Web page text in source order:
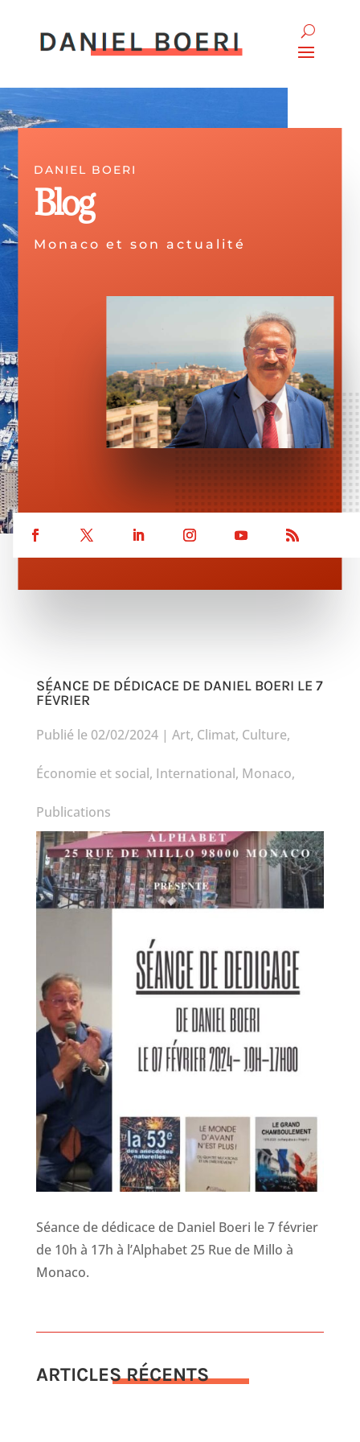
DANIEL BOERI
Blog
Monaco et son actualité
SÉANCE DE DÉDICACE DE DANIEL BOERI LE 7
FÉVRIER
Publié le 02/02/2024| Art, Climat, Culture,
Économie et social, International, Monaco,
Publications
Séance de dédicace de Daniel Boeri le 7 février
de 10h à 17h à l’Alphabet 25 Rue de Millo à
Monaco.
ARTICLES RÉCENTS